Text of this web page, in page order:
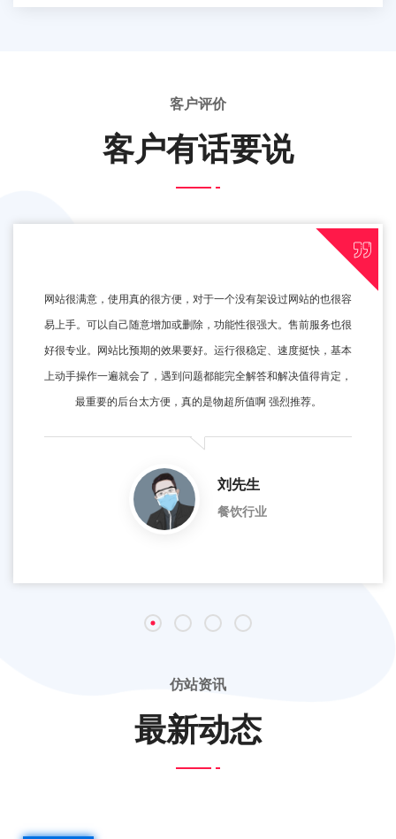
客户评价
客户有话要说
网站很满意，使用真的很方便，对于一个没有架设过网站的也很容
易上手。可以自己随意增加或删除，功能性很强大。售前服务也很
好很专业。网站比预期的效果要好。运行很稳定、速度挺快，基本
上动手操作一遍就会了，遇到问题都能完全解答和解决值得肯定，
最重要的后台太方便，真的是物超所值啊 强烈推荐。
刘先生
餐饮行业
仿站资讯
最新动态